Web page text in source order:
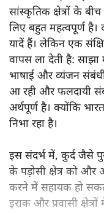
सांस्कृतिक क्षेत्रों के
लिए बहुत महत्वपूर्ण
यादें हैं। लेकिन एक
वापस ला देती है: साझा
भाषाई और व्यंजन
आ रही और फलदायी
अर्थपूर्ण है। क्योंकि
निभा रहा है।
इस संदर्भ में, कुर्द जैसे
के पड़ोसी क्षेत्र को
करने में सहायक हो सकते
इराक और प्रवासी